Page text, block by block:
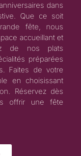
dans
Que ce soit
fête, nous
accueillant et
de nos plats
préparées
Faites de votre
en choisissant
Réservez dès
offrir une fête